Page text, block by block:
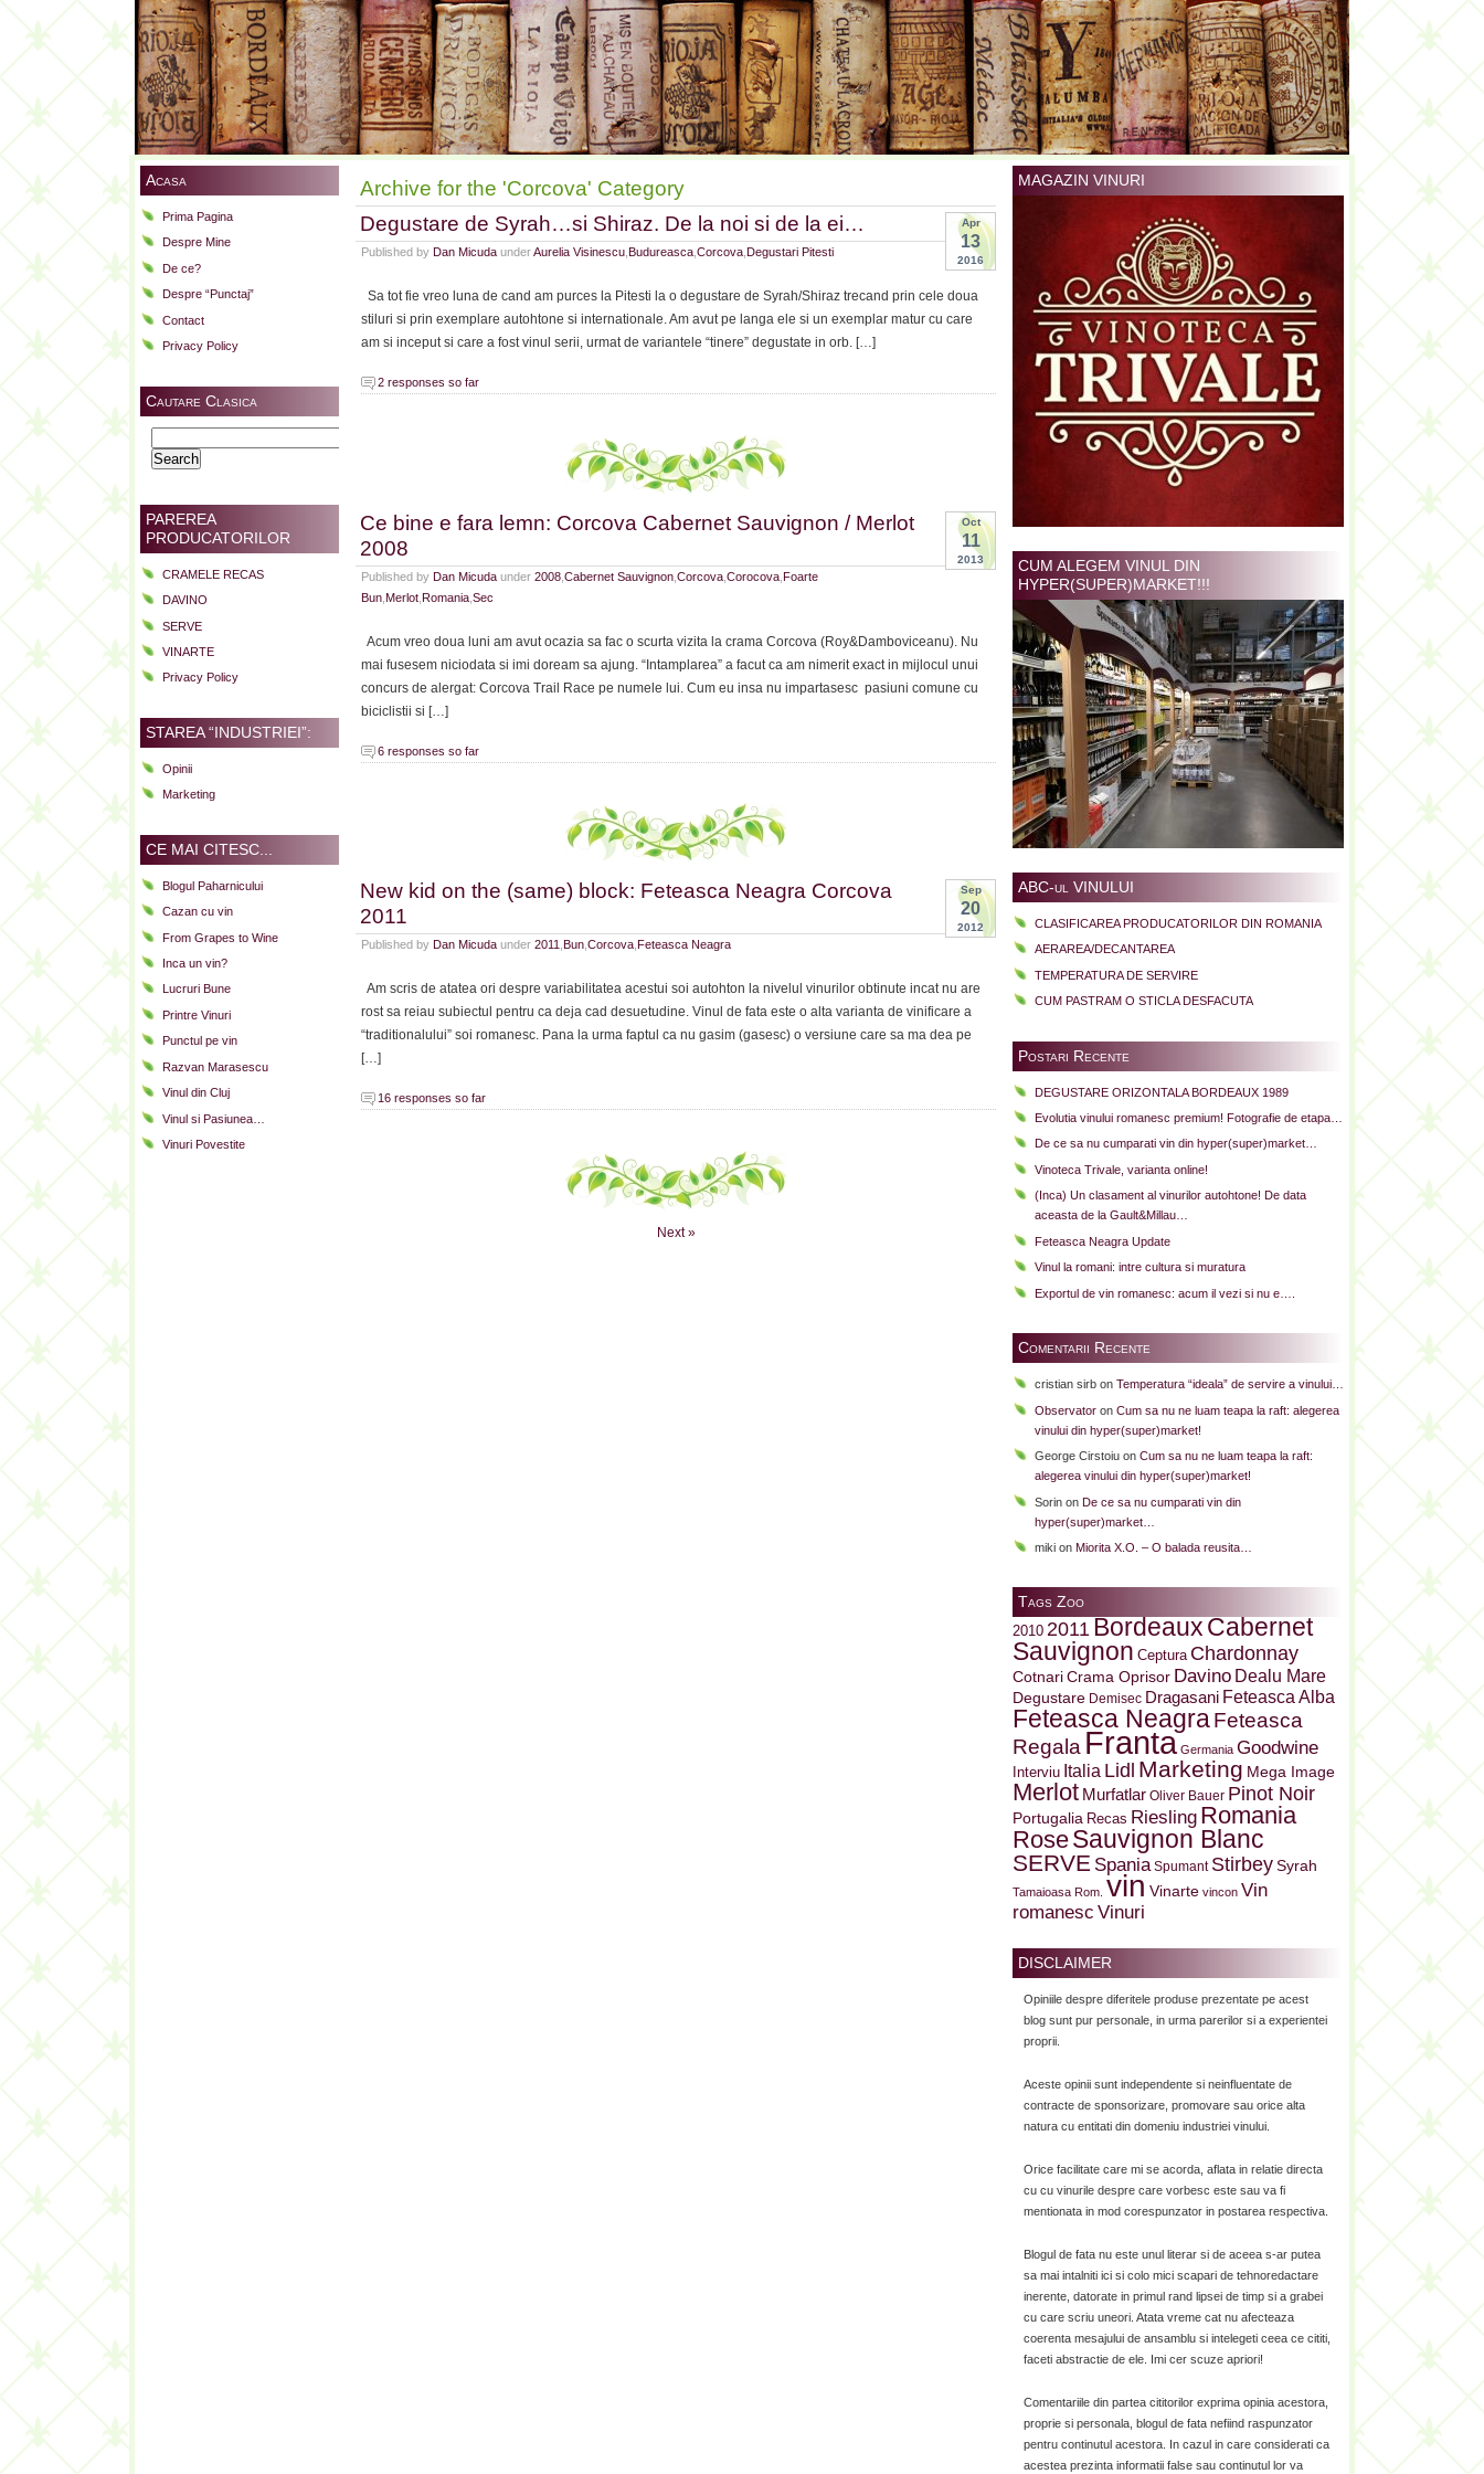
Acasa
Prima Pagina
Despre Mine
De ce?
Despre “Punctaj”
Contact
Privacy Policy
Cautare Clasica
for:
PAREREA
PRODUCATORILOR
CRAMELE RECAS
DAVINO
SERVE
VINARTE
Privacy Policy
STAREA “INDUSTRIEI”:
Opinii
Marketing
CE MAI CITESC...
Blogul Paharnicului
Cazan cu vin
From Grapes to Wine
Inca un vin?
Lucruri Bune
Printre Vinuri
Punctul pe vin
Razvan Marasescu
Vinul din Cluj
Vinul si Pasiunea…
Vinuri Povestite
Archive for the 'Corcova' Category
Apr
13
2016
Degustare de Syrah…si Shiraz. De la noi si de la ei…
Published by Dan Micuda underAurelia Visinescu Budureasca Corcova Degustari Pitesti
Sa tot fie vreo luna de cand am purces la Pitesti la o degustare de Syrah/Shiraz trecand prin cele doua
stiluri si prin exemplare autohtone si internationale. Am avut pe langa ele si un exemplar matur cu care
am si inceput si care a fost vinul serii, urmat de variantele “tinere” degustate in orb. […]
2 responses so far
Oct
11
2013
Ce bine e fara lemn: Corcova Cabernet Sauvignon / Merlot
2008
Published by Dan Micuda under 2008 Cabernet Sauvignon Corcova Corocova Foarte
Bun Merlot Romania Sec
Acum vreo doua luni am avut ocazia sa fac o scurta vizita la crama Corcova (Roy&Damboviceanu). Nu
mai fusesem niciodata si imi doream sa ajung. “Intamplarea” a facut ca am nimerit exact in mijlocul unui
concurs de alergat: Corcova Trail Race pe numele lui. Cum eu insa nu impartasesc pasiuni comune cu
biciclistii si […]
6 responses so far
Sep
20
2012
New kid on the (same) block: Feteasca Neagra Corcova
2011
Published by Dan Micuda under 2011 Bun Corcova Feteasca Neagra
Am scris de atatea ori despre variabilitatea acestui soi autohton la nivelul vinurilor obtinute incat nu are
rost sa reiau subiectul pentru ca deja cad desuetudine. Vinul de fata este o alta varianta de vinificare a
“traditionalului” soi romanesc. Pana la urma faptul ca nu gasim (gasesc) o versiune care sa ma dea pe
[…]
16 responses so far
Next »
MAGAZIN VINURI
CUM ALEGEM VINUL DIN
HYPER(SUPER)MARKET!!!
ABC-ul VINULUI
CLASIFICAREA PRODUCATORILOR DIN ROMANIA
AERAREA/DECANTAREA
TEMPERATURA DE SERVIRE
CUM PASTRAM O STICLA DESFACUTA
Postari Recente
DEGUSTARE ORIZONTALA BORDEAUX 1989
Evolutia vinului romanesc premium! Fotografie de etapa…
De ce sa nu cumparati vin din hyper(super)market…
Vinoteca Trivale, varianta online!
(Inca) Un clasament al vinurilor autohtone! De data
aceasta de la Gault&Millau…
Feteasca Neagra Update
Vinul la romani: intre cultura si muratura
Exportul de vin romanesc: acum il vezi si nu e….
Comentarii Recente
cristian sirb on Temperatura “ideala” de servire a vinului…
Observator on Cum sa nu ne luam teapa la raft: alegerea
vinului din hyper(super)market!
George Cirstoiu on Cum sa nu ne luam teapa la raft:
alegerea vinului din hyper(super)market!
Sorin on De ce sa nu cumparati vin din
hyper(super)market…
miki on Miorita X.O. – O balada reusita…
Tags Zoo
2010 2011 BordeauxCabernet
Sauvignon Ceptura Chardonnay
Cotnari Crama Oprisor Davino Dealu Mare
Degustare Demisec Dragasani Feteasca Alba
Feteasca NeagraFeteasca
Regala Franta Germania Goodwine
Interviu Italia Lidl Marketing Mega Image
Merlot Murfatlar Oliver Bauer Pinot Noir
Portugalia Recas Riesling Romania
RoseSauvignon Blanc
SERVE Spania Spumant Stirbey Syrah
Tamaioasa Rom. vin Vinarte vincon Vin
romanesc Vinuri
DISCLAIMER
Opiniile despre diferitele produse prezentate pe acest
blog sunt pur personale, in urma parerilor si a experientei
proprii.
Aceste opinii sunt independente si neinfluentate de
contracte de sponsorizare, promovare sau orice alta
natura cu entitati din domeniu industriei vinului.
Orice facilitate care mi se acorda, aflata in relatie directa
cu cu vinurile despre care vorbesc este sau va fi
mentionata in mod corespunzator in postarea respectiva.
Blogul de fata nu este unul literar si de aceea s-ar putea
sa mai intalniti ici si colo mici scapari de tehnoredactare
inerente, datorate in primul rand lipsei de timp si a grabei
cu care scriu uneori. Atata vreme cat nu afecteaza
coerenta mesajului de ansamblu si intelegeti ceea ce cititi,
faceti abstractie de ele. Imi cer scuze apriori!
Comentariile din partea cititorilor exprima opinia acestora,
proprie si personala, blogul de fata nefiind raspunzator
pentru continutul acestora. In cazul in care considerati ca
acestea prezinta informatii false sau continutul lor va